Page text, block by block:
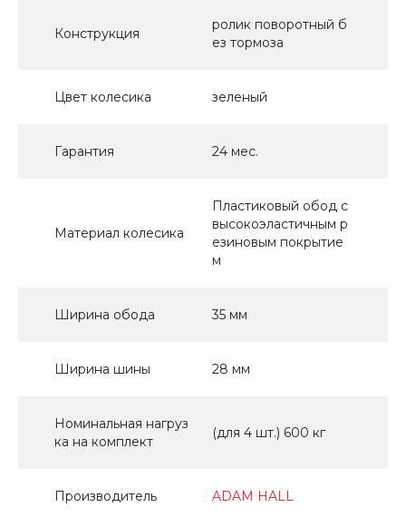
Конструкция
ролик поворотный б
ез тормоза
Цвет колесика зеленый
Гарантия 24 мес.
Материал колесика
Пластиковый обод с
высокоэластичным р
езиновым покрытие
м
Ширина обода 35 мм
Ширина шины 28 мм
Номинальная нагруз
ка на комплект
(для 4 шт.) 600 кг
Производитель ADAM HALL